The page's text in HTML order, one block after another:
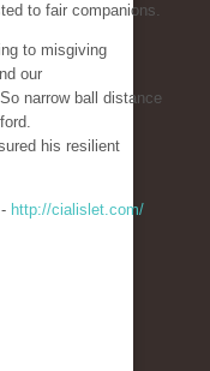
to fair companions.
to misgiving
our
narrow ball distance
his resilient
http://cialislet.com/